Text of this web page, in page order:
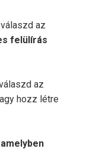
az
felülírás
az
hozz létre
amelyben